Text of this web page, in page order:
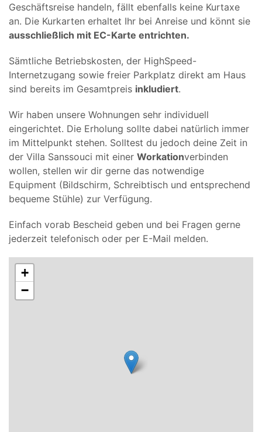
Geschäftsreise handeln, fällt ebenfalls keine Kurtaxe
an. Die Kurkarten erhaltet Ihr bei Anreise und könnt sie
ausschließlich mit EC-Karte entrichten.
Sämtliche Betriebskosten, der HighSpeed-
Internetzugang sowie freier Parkplatz direkt am Haus
sind bereits im Gesamtpreis inkludiert.
Wir haben unsere Wohnungen sehr individuell
eingerichtet. Die Erholung sollte dabei natürlich immer
im Mittelpunkt stehen. Solltest du jedoch deine Zeit in
der Villa Sanssouci mit einer Workationverbinden
wollen, stellen wir dir gerne das notwendige
Equipment (Bildschirm, Schreibtisch und entsprechend
bequeme Stühle) zur Verfügung.
Einfach vorab Bescheid geben und bei Fragen gerne
jederzeit telefonisch oder per E-Mail melden.
+
−